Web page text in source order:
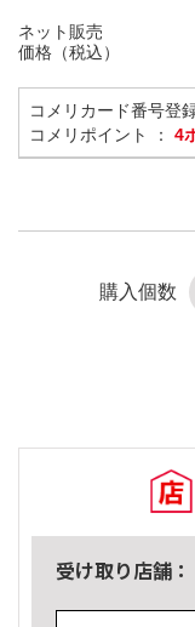
ネット販売
価格（税込）
コメリカード番号登
コメリポイント ： 4
購入個数
受け取り店舗：